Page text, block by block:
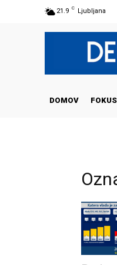
21.9 C Ljubljana
DOMOV FOKUS